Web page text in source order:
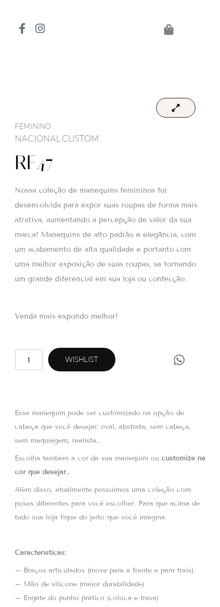
F
a
f
I
n
FEMININO
NACIONAL CUSTOM
RF47
Nossa coleção de manequins femininos foi
desenvolvida para expor suas roupas de forma mais
atrativa, aumentando a percepção de valor da sua
marca! Manequins de alto padrão e elegância, com
um acabamento de alta qualidade e portanto com
uma melhor exposição de suas roupas, se tornando
um grande diferencial em sua loja ou confecção.
Venda mais expondo melhor!
RF47
quantidade
WISHLIST
W
h
a
p
Esse manequim pode ser customizado na opção de
cabeça que você desejar: oval, abstrata, sem cabeça,
sem maquiagem, realista…
Escolha também a cor da sua manequim ou customize na
cor que desejar…
Além disso, atualmente possuímos uma coleção com
poses diferentes para você escolher. Para que acima de
tudo sua loja fique do jeito que você imagina.
Características:
– Braços articulados (move para a frente e para trais)
– Mão de silicone (maior durabilidade)
– Engate do punho prático (coloca e trava)